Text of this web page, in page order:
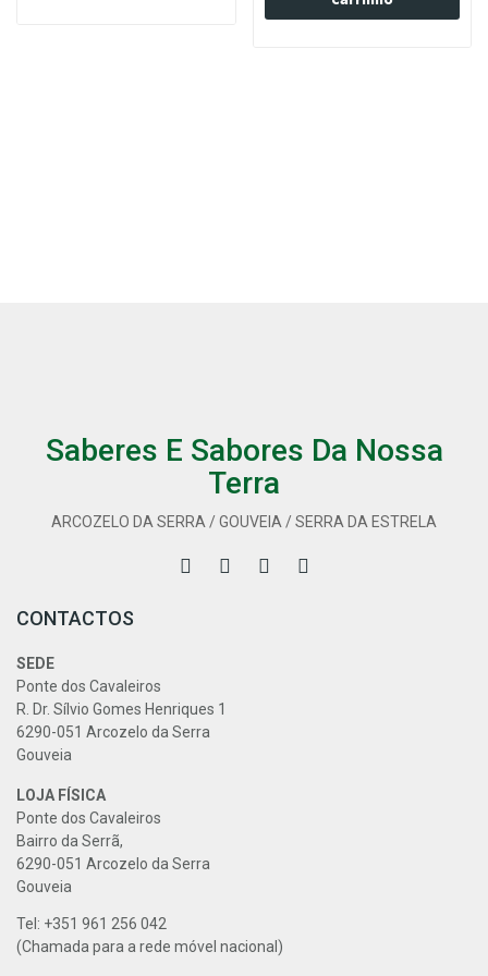
Saberes E Sabores Da Nossa
Terra
ARCOZELO DA SERRA / GOUVEIA / SERRA DA ESTRELA
CONTACTOS
SEDE
Ponte dos Cavaleiros
R. Dr. Sílvio Gomes Henriques 1
6290-051 Arcozelo da Serra
Gouveia
LOJA FÍSICA
Ponte dos Cavaleiros
Bairro da Serrã,
6290-051 Arcozelo da Serra
Gouveia
Tel: +351 961 256 042
(Chamada para a rede móvel nacional)